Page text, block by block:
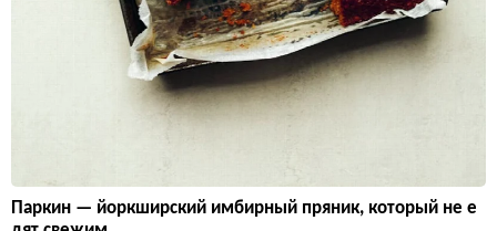
Белковый завтрак: 15-30 граммов белка для сытости и по
Завтрак без белка — приглашение к обеду съесть слона. 15-3
0 граммов белка утром контролируют аппетит и помогают худ
еть. Яйца, йогурт, творог — ваше оружие.